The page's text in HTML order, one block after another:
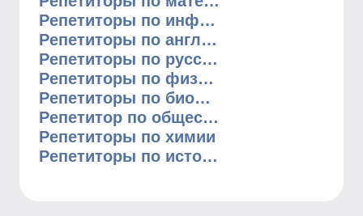
Репетиторы по информатике
Репетиторы по английскому языку
Репетиторы по русскому языку
Репетиторы по физике
Репетиторы по биологии
Репетитор по обществознанию
Репетиторы по химии
Репетиторы по истории